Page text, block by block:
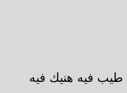
فيه هنيك فيه